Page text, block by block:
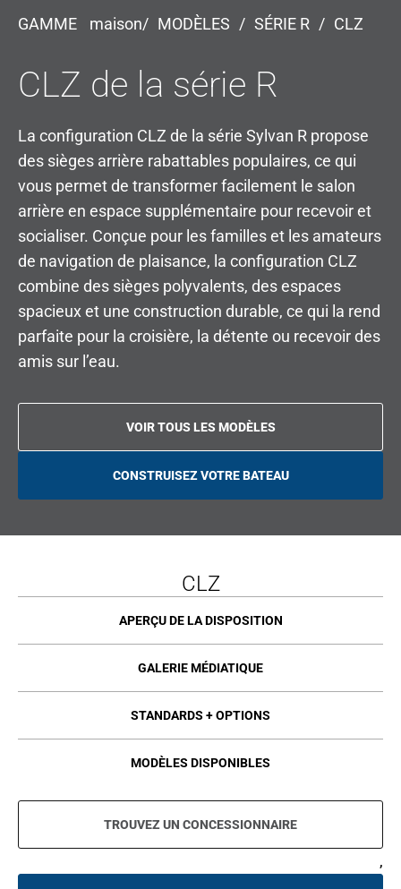
GAMME maison/ MODÈLES / SÉRIE R / CLZ
CLZ de la série R
La configuration CLZ de la série Sylvan R propose
des sièges arrière rabattables populaires, ce qui
vous permet de transformer facilement le salon
arrière en espace supplémentaire pour recevoir et
socialiser. Conçue pour les familles et les amateurs
de navigation de plaisance, la configuration CLZ
combine des sièges polyvalents, des espaces
spacieux et une construction durable, ce qui la rend
parfaite pour la croisière, la détente ou recevoir des
amis sur l’eau.
VOIR TOUS LES MODÈLES
CONSTRUISEZ VOTRE BATEAU
O
N
E
T
B
CLZ
APERÇU DE LA DISPOSITION
GALERIE MÉDIATIQUE
STANDARDS + OPTIONS
MODÈLES DISPONIBLES
TROUVEZ UN CONCESSIONNAIRE
,